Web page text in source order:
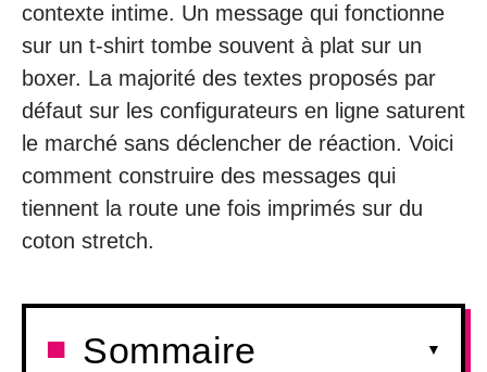
contexte intime. Un message qui fonctionne
sur un t-shirt tombe souvent à plat sur un
boxer. La majorité des textes proposés par
défaut sur les configurateurs en ligne saturent
le marché sans déclencher de réaction. Voici
comment construire des messages qui
tiennent la route une fois imprimés sur du
coton stretch.
Sommaire